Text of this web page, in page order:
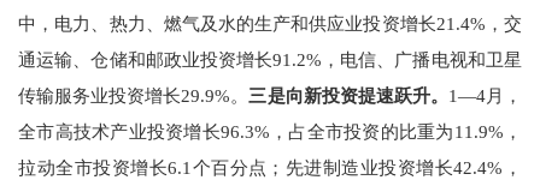
中 ， 电力、热力、燃气及水的生产和供应业投资增长21.4% ，交
通运输、仓储和邮政业投资增长91.2% ，电信、广播电视和卫星
传输服务业投资增长29.9%。 三是向新投资提速跃升。 1—4月，
全市高技术产业投资增长96.3% ，占全市投资的比重为11.9% ，
拉动全市投资增长6.1 个百分点 ；先进制造业投资增长42.4% ，